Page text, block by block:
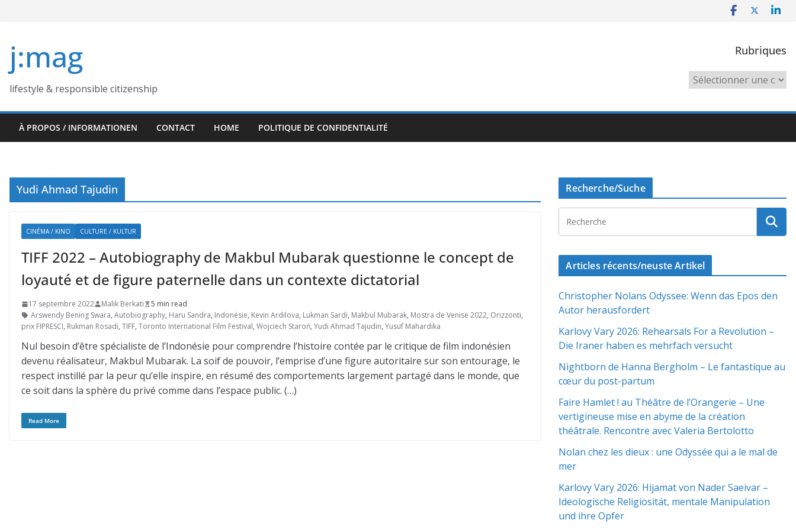
j:mag
lifestyle & responsible citizenship
Rubriques
Rubriques
À PROPOS / INFORMATIONEN CONTACT HOME POLITIQUE DE CONFIDENTIALITÉ
Yudi Ahmad Tajudin
CINÉMA / KINO CULTURE / KULTUR
TIFF 2022 – Autobiography de Makbul Mubarak questionne le concept de
loyauté et de figure paternelle dans un contexte dictatorial
17 septembre 2022 Malik Berkati
5 min read
Arswendy Bening Swara, Autobiography, Haru Sandra, Indonésie, Kevin Ardilova, Lukman Sardi, Makbul Mubarak, Mostra de Venise 2022, Orizzonti,
prix FIPRESCI, Rukman Rosadi, TIFF, Toronto International Film Festival, Wojciech Staroń, Yudi Ahmad Tajudin, Yusuf Mahardika
Nul besoin d’être spécialiste de l’Indonésie pour comprendre l’histoire contée par le critique de film indonésien
devenu réalisateur, Makbul Mubarak. La soif de pouvoir, l’emprise d’une figure autoritaire sur son entourage, le
respect instillé par la peur qu’elle inspire, en résumé des comportements largement partagé dans le monde, que
ce soit dans la sphère du privé comme dans l’espace public. (…)
Read More
Recherche/Suche
Articles récents/neuste Artikel
Christopher Nolans Odyssee: Wenn das Epos den
Autor herausfordert
Karlovy Vary 2026: Rehearsals For a Revolution –
Die Iraner haben es mehrfach versucht
Nightborn de Hanna Bergholm – Le fantastique au
cœur du post-partum
Faire Hamlet ! au Théâtre de l’Orangerie – Une
vertigineuse mise en abyme de la création
théâtrale. Rencontre avec Valeria Bertolotto
Nolan chez les dieux : une Odyssée qui a le mal de
mer
Karlovy Vary 2026: Hijamat von Nader Saeivar​​ –
Ideologische Religiosität, mentale Manipulation
und ihre Opfer